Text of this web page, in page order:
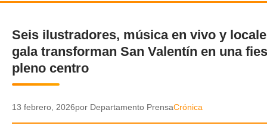
CRÓNICA
DEPORTES
ENTRETENIMIENTO Y CULTURA
✕
Seis ilustradores, música en vivo y
gala transforman San Valentín en una
pleno centro
13 febrero, 2026por Departamento PrensaCrónica